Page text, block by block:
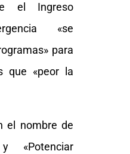
el Ingreso
«se
para
que «peor la
el nombre de
«Potenciar